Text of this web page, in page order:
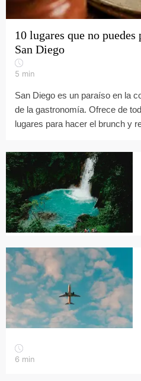
10 lugares que no
San Diego
5 min
San Diego es un paraíso en la
de la gastronomía. Ofrece de
lugares para hacer el brunch y
6 min